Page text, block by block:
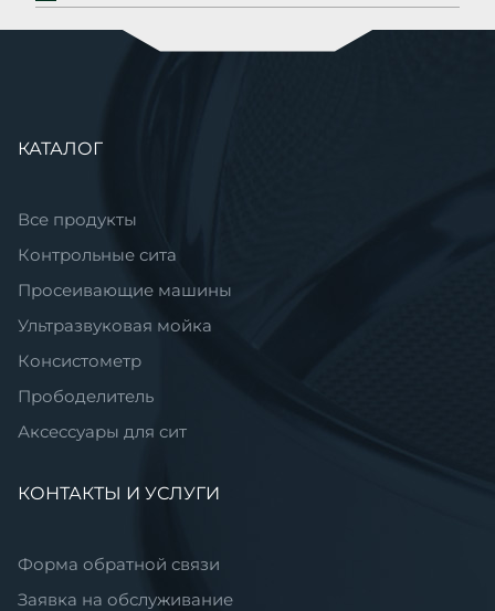
Пропустить
КАТАЛОГ
Все продукты
Контрольные сита
Просеивающие машины
Ультразвуковая мойка
Консистометр
Прободелитель
Аксессуары для сит
КОНТАКТЫ И УСЛУГИ
Форма обратной связи
Заявка на обслуживание